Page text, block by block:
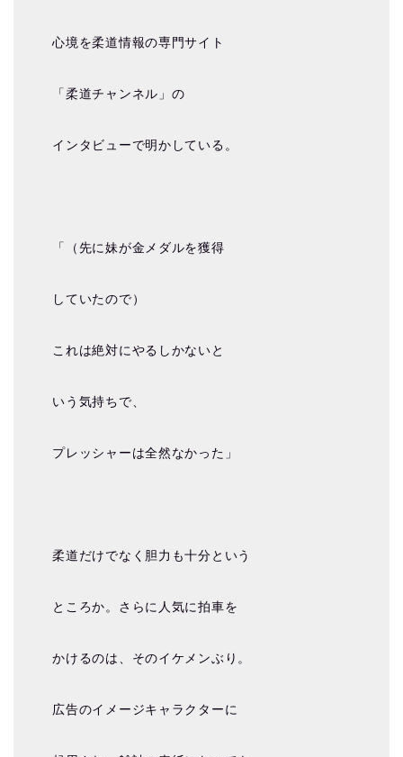
心境を柔道情報の専門サイト
「柔道チャンネル」の
インタビューで明かしている。
「（先に妹が金メダルを獲得
していたので）
これは絶対にやるしかないと
いう気持ちで、
プレッシャーは全然なかった」
柔道だけでなく胆力も十分という
ところか。さらに人気に拍車を
かけるのは、そのイケメンぶり。
広告のイメージキャラクターに